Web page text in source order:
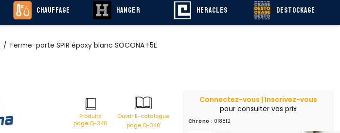
Chauffage HANGER HERACLES DESTOCKAGE
/ Ferme-porte SPIR époxy blanc SOCONA F5E
Produits
page Q-340
Ouvrir E-catalogue
page Q-340
Connectez-vous | Inscrivez-vous
pour consulter vos prix
Chrono : 018812